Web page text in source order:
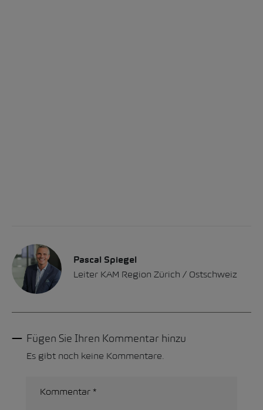
Pascal Spiegel
Leiter KAM Region Zürich / Ostschweiz
Fügen Sie Ihren Kommentar hinzu
Es gibt noch keine Kommentare.